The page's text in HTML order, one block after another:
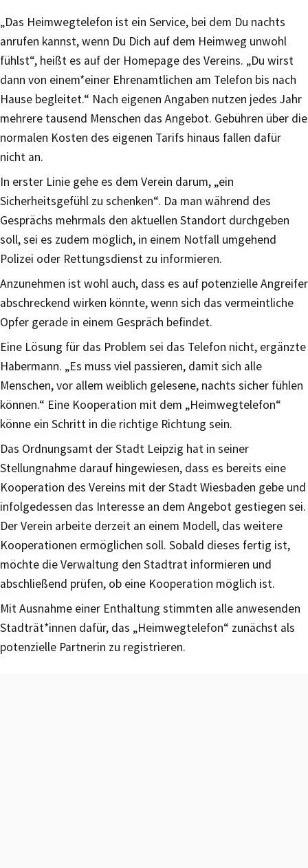
„Das Heimwegtelefon ist ein Service, bei dem Du nachts
anrufen kannst, wenn Du Dich auf dem Heimweg unwohl
fühlst“, heißt es auf der Homepage des Vereins. „Du wirst
dann von einem*einer Ehrenamtlichen am Telefon bis nach
Hause begleitet.“ Nach eigenen Angaben nutzen jedes Jahr
mehrere tausend Menschen das Angebot. Gebühren über die
normalen Kosten des eigenen Tarifs hinaus fallen dafür
nicht an.
In erster Linie gehe es dem Verein darum, „ein
Sicherheitsgefühl zu schenken“. Da man während des
Gesprächs mehrmals den aktuellen Standort durchgeben
soll, sei es zudem möglich, in einem Notfall umgehend
Polizei oder Rettungsdienst zu informieren.
Anzunehmen ist wohl auch, dass es auf potenzielle Angreifer
abschreckend wirken könnte, wenn sich das vermeintliche
Opfer gerade in einem Gespräch befindet.
Eine Lösung für das Problem sei das Telefon nicht, ergänzte
Habermann. „Es muss viel passieren, damit sich alle
Menschen, vor allem weiblich gelesene, nachts sicher fühlen
können.“ Eine Kooperation mit dem „Heimwegtelefon“
könne ein Schritt in die richtige Richtung sein.
Das Ordnungsamt der Stadt Leipzig hat in seiner
Stellungnahme darauf hingewiesen, dass es bereits eine
Kooperation des Vereins mit der Stadt Wiesbaden gebe und
infolgedessen das Interesse an dem Angebot gestiegen sei.
Der Verein arbeite derzeit an einem Modell, das weitere
Kooperationen ermöglichen soll. Sobald dieses fertig ist,
möchte die Verwaltung den Stadtrat informieren und
abschließend prüfen, ob eine Kooperation möglich ist.
Mit Ausnahme einer Enthaltung stimmten alle anwesenden
Stadträt*innen dafür, das „Heimwegtelefon“ zunächst als
potenzielle Partnerin zu registrieren.